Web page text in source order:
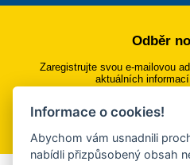
Odběr
Zaregistrujte svou e-mailovou
aktuálních
Přihlásit se k
Informace o cookies!
Abychom vám usnadnili
nabídli přizpůsobený obsah